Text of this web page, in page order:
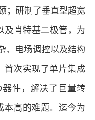
；研制了垂直型超宽
及肖特基二极管，为
、电场调控以及结构
首次实现了单片集成
器件，解决了巨量转
高的难题。 迄今为